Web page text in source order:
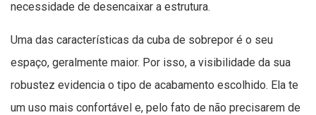
necessidade de desencaixar a estrutura.
Uma das características da cuba de sobrepor é o seu
espaço, geralmente maior. Por isso, a visibilidade da sua
robustez evidencia o tipo de acabamento escolhido. Ela te
um uso mais confortável e, pelo fato de não precisarem de